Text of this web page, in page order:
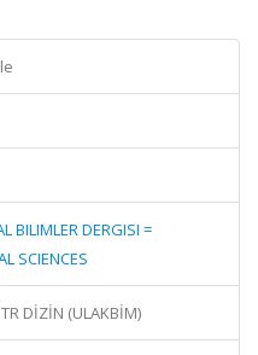
BILIMLER DERGISI =
SCIENCES
TR DİZİN (ULAKBİM)